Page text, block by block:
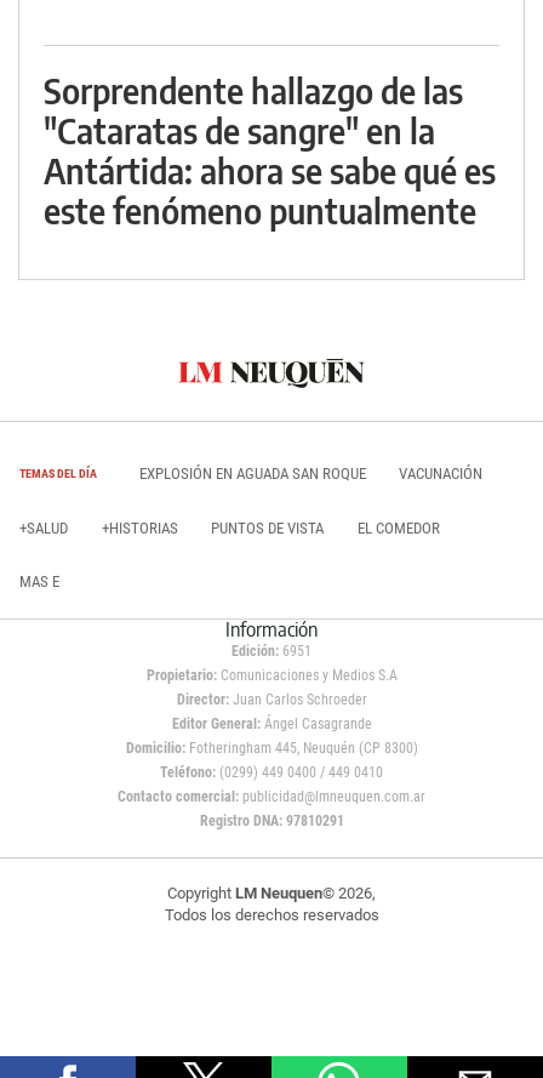
Sorprendente hallazgo de las
"Cataratas de sangre" en la
Antártida: ahora se sabe qué es
este fenómeno puntualmente
TEMAS DEL DÍA EXPLOSIÓN EN AGUADA SAN ROQUE VACUNACIÓN
+SALUD +HISTORIAS PUNTOS DE VISTA EL COMEDOR
MAS E
Información
Edición: 6951
Propietario:Comunicaciones y Medios S.A
Director: Juan Carlos Schroeder
Editor General:Ángel Casagrande
Domicilio:Fotheringham 445, Neuquén (CP 8300)
Teléfono: (0299) 449 0400 / 449 0410
Contacto comercial: publicidad@lmneuquen.com.ar
Registro DNA: 97810291
Copyright LM Neuquen© 2026,
Todos los derechos reservados